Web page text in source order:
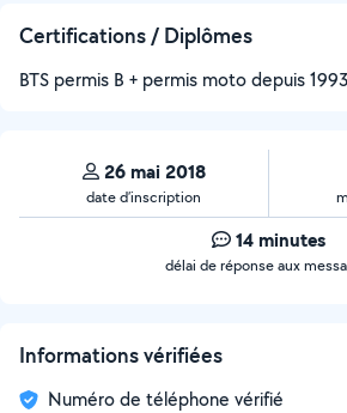
Certifications / Diplômes
BTS permis B + permis moto depuis 1993
26 mai 2018
date d’inscription
14 minutes
délai de réponse aux
Informations vérifiées
Numéro de téléphone vérifié